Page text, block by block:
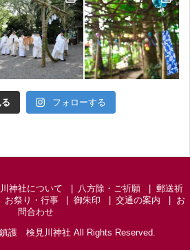
フォローする
神社について 八方除・ご祈願
郵送祈
お祭り・行事 御朱印 交通の案内
お
問合わせ
護 検見川神社 All Rights Reserved.